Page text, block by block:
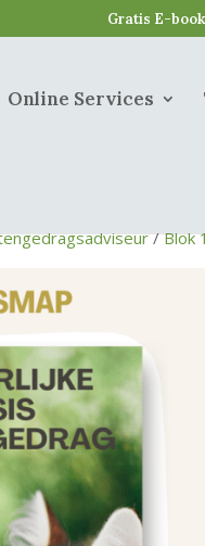
Gratis E-
Online Services
/Blok